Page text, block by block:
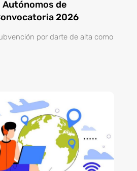
Autónomos de
2026
por darte de alta como